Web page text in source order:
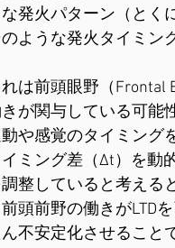
発火パターン（とく
ような発火タイミン
は前頭眼野（Frontal
が関与している可能
や感覚のタイミング
ミング差（Δt）を動
整していると考える
頭前野の働きがLTD
不安定化させること